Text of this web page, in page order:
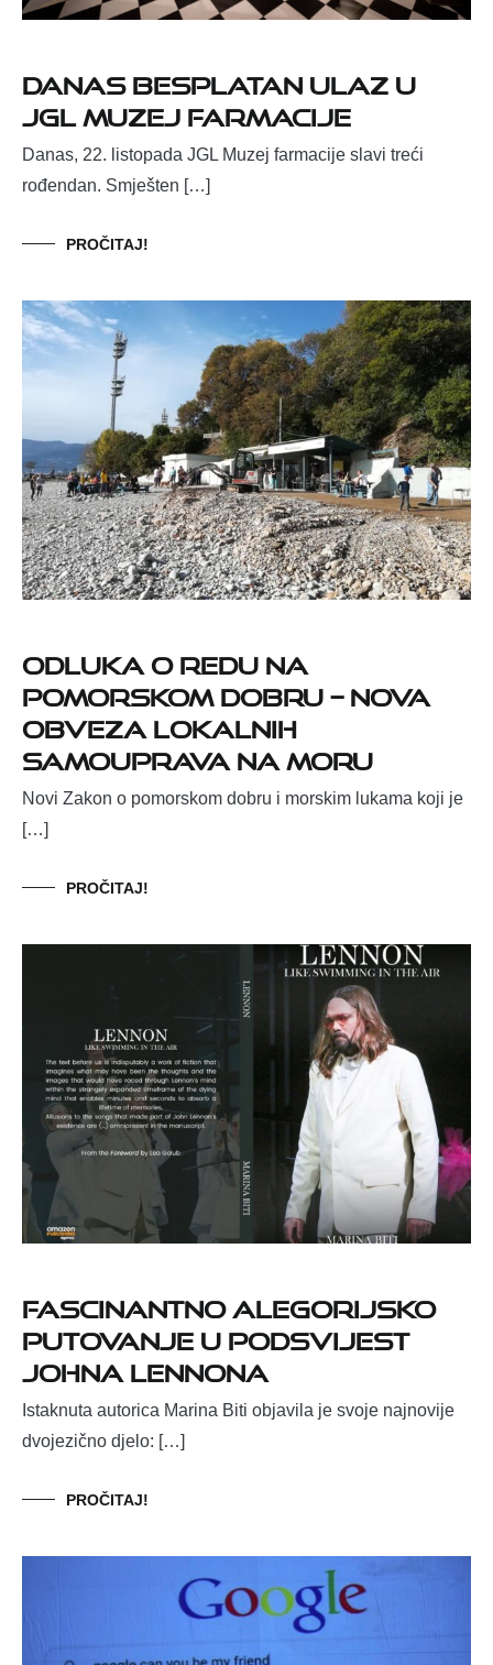
Danas besplatan ulaz u
JGL Muzej farmacije
Danas, 22. listopada JGL Muzej farmacije slavi treći
rođendan. Smješten […]
PROČITAJ!
Odluka o redu na
pomorskom dobru – nova
obveza lokalnih
samouprava na moru
Novi Zakon o pomorskom dobru i morskim lukama koji je
[…]
PROČITAJ!
Fascinantno alegorijsko
putovanje u podsvijest
Johna Lennona
Istaknuta autorica Marina Biti objavila je svoje najnovije
dvojezično djelo: […]
PROČITAJ!